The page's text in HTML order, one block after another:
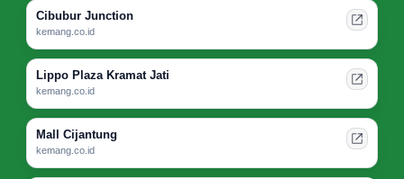
Cibubur Junction
kemang.co.id
Lippo Plaza Kramat Jati
kemang.co.id
Mall Cijantung
kemang.co.id